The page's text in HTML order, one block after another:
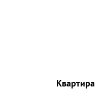
Квартира